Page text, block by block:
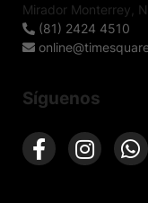
Mirador Monterrey,
(81) 2424 4510
Síguenos